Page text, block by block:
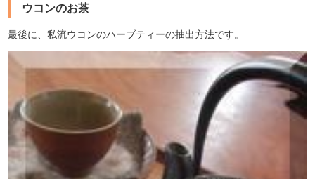
ウコンのお茶
最後に、私流ウコンのハーブティーの抽出方法です。